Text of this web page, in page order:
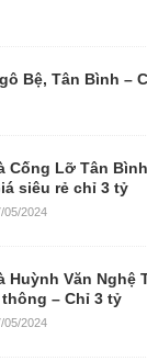
Bệ, Tân Bình –
Cống Lỡ Tân
siêu rẻ chỉ 3 tỷ
05/2024
Huỳnh Văn Nghệ
thông – Chỉ 3 tỷ
05/2024